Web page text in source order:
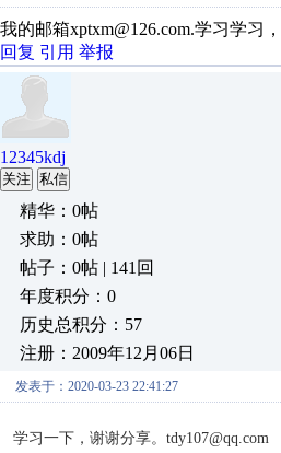
我的邮箱xptxm@126.com.学习学习
回复 引用 举报
12345kdj
关注 私信
精华：0帖
求助：0帖
帖子：0帖 | 141回
年度积分：0
历史总积分：57
注册：2009年12月06日
发表于：2020-03-23 22:41:27
学习一下，谢谢分享。tdy107@qq.com